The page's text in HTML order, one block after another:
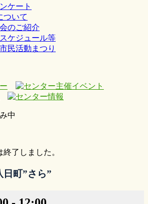
ケート
のご紹介
ケジュール等
民活動まつり
了しました。
日町”さら”